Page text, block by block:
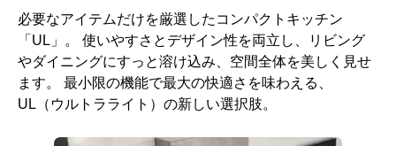
必要なアイテムだけを厳選したコンパクトキッチン
「UL」。 使いやすさとデザイン性を両立し、リビング
やダイニングにすっと溶け込み、空間全体を美しく見せ
ます。 最小限の機能で最大の快適さを味わえる、
UL（ウルトラライト）の新しい選択肢。